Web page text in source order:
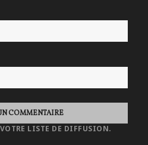
LISTE DE DIFFUSION.